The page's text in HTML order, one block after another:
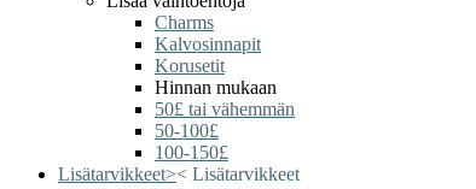
Charms
Kalvosinnapit
Korusetit
Hinnan mukaan
50£ tai vähemmän
50-100£
100-150£
Lisätarvikkeet>< Lisätarvikkeet